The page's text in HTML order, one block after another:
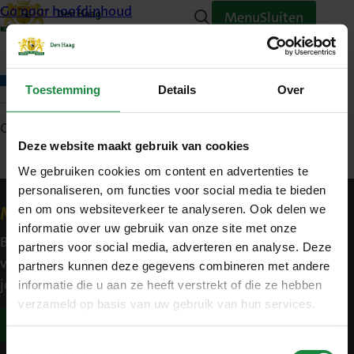
Toestemming Details Over
Deze website maakt gebruik van cookies
We gebruiken cookies om content en advertenties te
personaliseren, om functies voor social media te bieden
en om ons websiteverkeer te analyseren. Ook delen we
informatie over uw gebruik van onze site met onze
partners voor social media, adverteren en analyse. Deze
partners kunnen deze gegevens combineren met andere
informatie die u aan ze heeft verstrekt of die ze hebben
verzameld op basis van uw gebruik van hun services.
Ga naar hoofdinhoud MenuSluiten
Home
Gepubliceerd: 7 juni 2023
Contact
Meld je aan voor een vacature alert
Blijf gemakkelijk op de hoogte van nieuwe
vacatures in jouw interessegebied, passend bij
jouw competenties en werkervaring.
Meld je aan